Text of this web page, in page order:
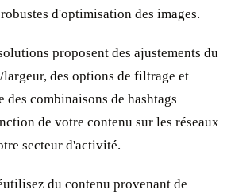
d'optimisation des images.
proposent des ajustements du
des options de filtrage et
des combinaisons de hashtags
de votre contenu sur les réseaux
secteur d'activité.
du contenu provenant de